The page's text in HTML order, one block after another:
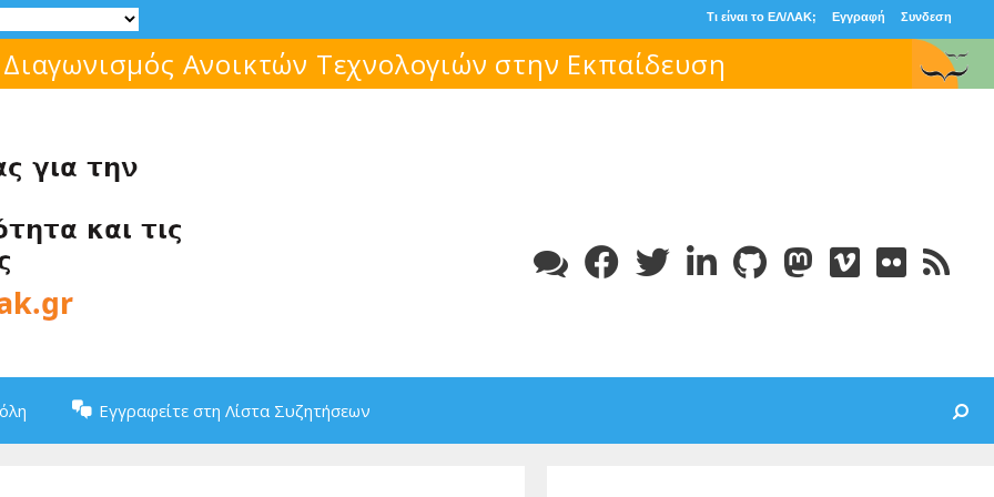
Τι είναι το ΕΛ/ΛΑΚ; Εγγραφή Συνδεση
Ανοικτών Τεχνολογιών στην Εκπαίδευση
Εγγραφείτε στη Λίστα Συζητήσεων Search